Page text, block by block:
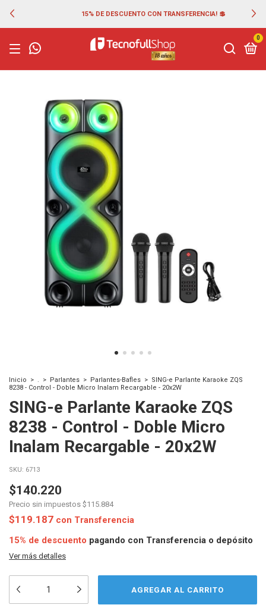
15% DE DESCUENTO CON TRANSFERENCIA! 💲
0
Inicio > . > Parlantes > Parlantes-Bafles > SING-e Parlante Karaoke ZQS
8238 - Control - Doble Micro Inalam Recargable - 20x2W
SING-e Parlante Karaoke ZQS
8238 - Control - Doble Micro
Inalam Recargable - 20x2W
SKU: 6713
$140.220
Precio sin impuestos $115.884
$119.187 con Transferencia
15% de descuento pagando con Transferencia o depósito
Ver más detalles